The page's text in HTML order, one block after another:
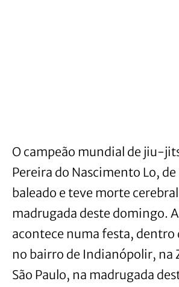
O campeão mundial de jiu-
Pereira do Nascimento Lo, de
baleado e teve morte
madrugada deste domingo.
acontece numa festa, dentro
no bairro de Indianópolir, na
São Paulo, na madrugada